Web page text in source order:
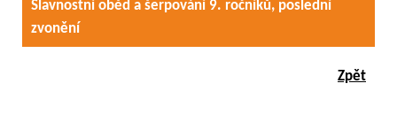
Slavnostní oběd a šerpování 9. ročníků, poslední
zvonění
Zpět